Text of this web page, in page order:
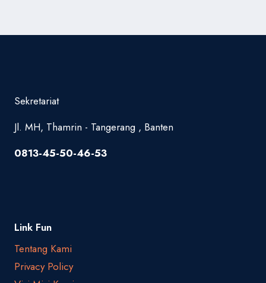
Sekretariat
Jl. MH, Thamrin - Tangerang , Banten
0813-45-50-46-53
Link Fun
Tentang Kami
Privacy Policy